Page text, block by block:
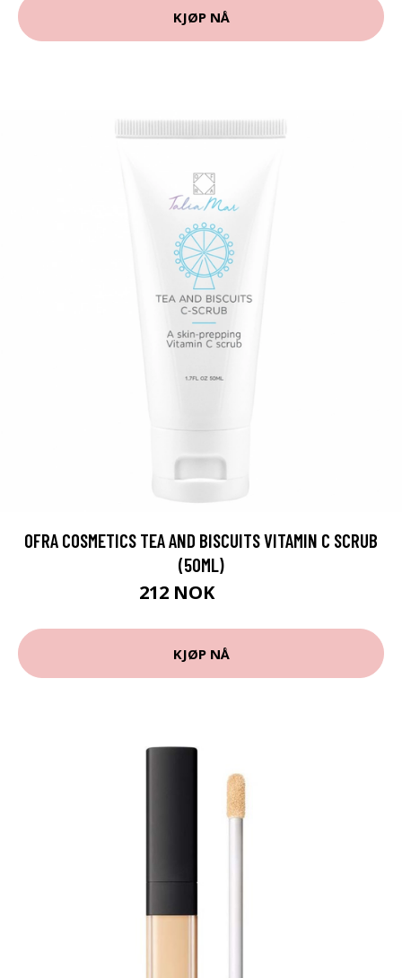
KJØP NÅ
OFRA COSMETICS TEA AND BISCUITS VITAMIN C SCRUB
(50ML)
212 NOK
KJØP NÅ